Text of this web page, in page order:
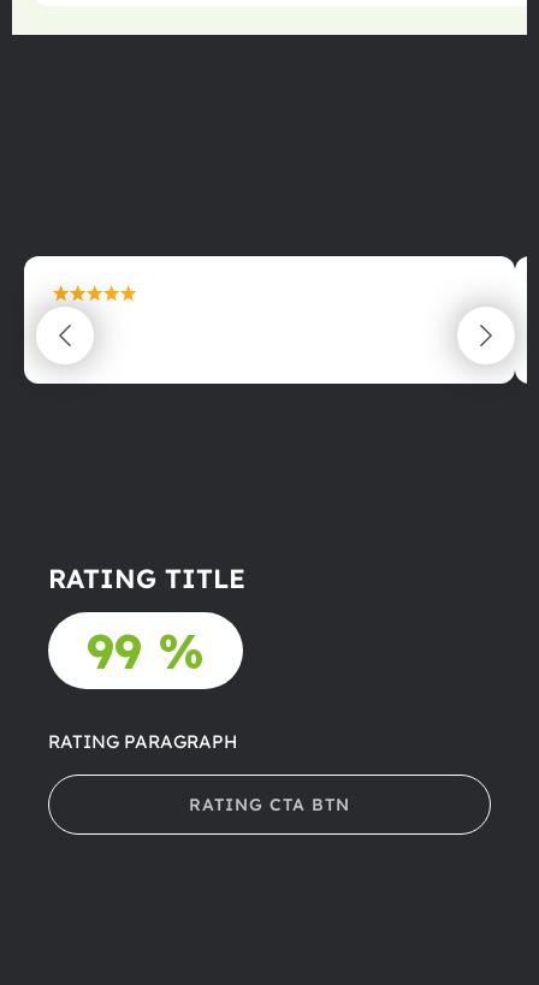
maximální spokojenost
22.06.2025
RATING TITLE
99 %
RATING PARAGRAPH
RATING CTA BTN